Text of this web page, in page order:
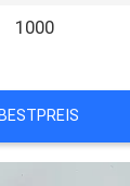
1000
BESTPREIS